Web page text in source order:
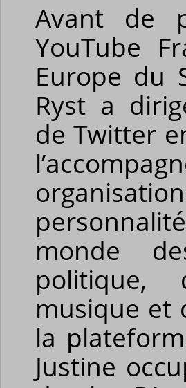
Avant de
YouTube
Europe du
Ryst a
de Twitter
monde
musique et
la
Justine